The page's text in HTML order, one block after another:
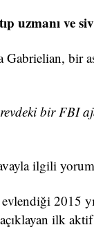
uzmanı ve
Gabrielian, bir
bir FBI
ilgili
2015
ilk